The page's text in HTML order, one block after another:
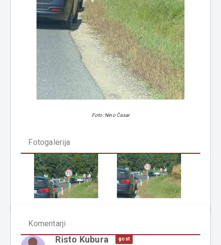
Foto: Nino Časar
Fotogalerija
Komentarji
Risto Kubura gost